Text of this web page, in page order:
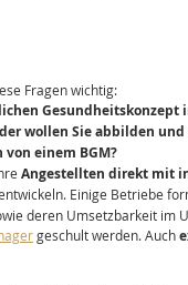
Fragen wichtig:
Gesundheitskonzept
wollen Sie abbilden und
einem BGM?
Angestellten direkt mit
Einige Betriebe
deren Umsetzbarkeit
geschult werden. Auch